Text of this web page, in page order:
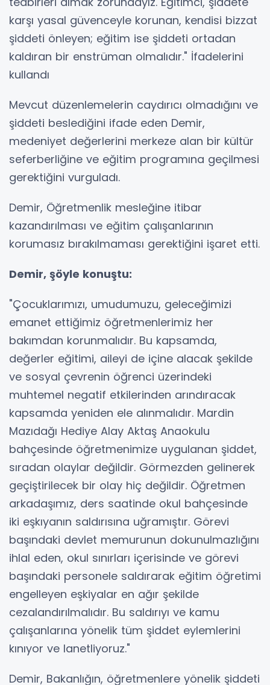
karşı yasal güvenceyle korunan, kendisi bizzat
şiddeti önleyen; eğitim ise şiddeti ortadan
kaldıran bir enstrüman olmalıdır." İfadelerini
kullandı
Mevcut düzenlemelerin caydırıcı olmadığını ve
şiddeti beslediğini ifade eden Demir,
medeniyet değerlerini merkeze alan bir kültür
seferberliğine ve eğitim programına geçilmesi
gerektiğini vurguladı.
Demir, Öğretmenlik mesleğine itibar
kazandırılması ve eğitim çalışanlarının
korumasız bırakılmaması gerektiğini işaret etti.
Demir, şöyle konuştu:
"Çocuklarımızı, umudumuzu, geleceğimizi
emanet ettiğimiz öğretmenlerimiz her
bakımdan korunmalıdır. Bu kapsamda,
değerler eğitimi, aileyi de içine alacak şekilde
ve sosyal çevrenin öğrenci üzerindeki
muhtemel negatif etkilerinden arındıracak
kapsamda yeniden ele alınmalıdır. Mardin
Mazıdağı Hediye Alay Aktaş Anaokulu
bahçesinde öğretmenimize uygulanan şiddet,
sıradan olaylar değildir. Görmezden gelinerek
geçiştirilecek bir olay hiç değildir. Öğretmen
arkadaşımız, ders saatinde okul bahçesinde
iki eşkıyanın saldırısına uğramıştır. Görevi
başındaki devlet memurunun dokunulmazlığını
ihlal eden, okul sınırları içerisinde ve görevi
başındaki personele saldırarak eğitim öğretimi
engelleyen eşkiyalar en ağır şekilde
cezalandırılmalıdır. Bu saldırıyı ve kamu
çalışanlarına yönelik tüm şiddet eylemlerini
kınıyor ve lanetliyoruz."
Demir, Bakanlığın, öğretmenlere yönelik şiddeti